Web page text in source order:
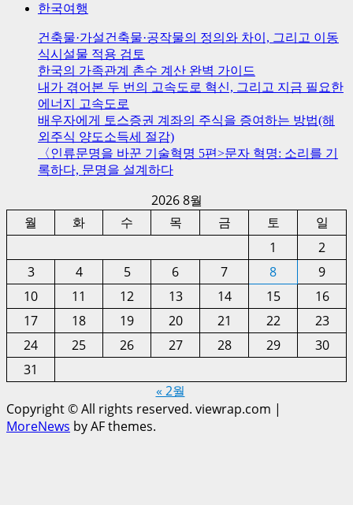
한국여행
건축물·가설건축물·공작물의 정의와 차이, 그리고 이동
식시설물 적용 검토
한국의 가족관계 촌수 계산 완벽 가이드
내가 겪어본 두 번의 고속도로 혁신, 그리고 지금 필요한
에너지 고속도로
배우자에게 토스증권 계좌의 주식을 증여하는 방법(해
외주식 양도소득세 절감)
〈인류문명을 바꾼 기술혁명 5편>문자 혁명: 소리를 기
록하다, 문명을 설계하다
2026 8월
월
화 수 목 금 토
일
1
2
3
4 5 6 7 8
9
10
11 12 13 14 15
16
17
18 19 20 21 22
23
24
25 26 27 28 29
30
31
« 2월
Copyright © All rights reserved. viewrap.com |
MoreNews by AF themes.